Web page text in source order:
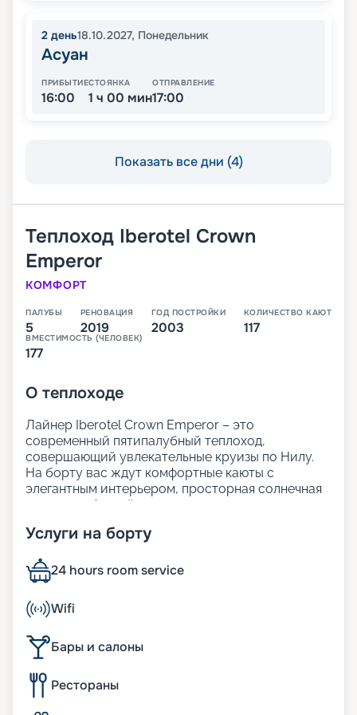
2 день18.10.2027, Понедельник
Асуан
ПРИБЫТИЕ
16:00
СТОЯНКА
1 ч 00 мин
ОТПРАВЛЕНИЕ
17:00
Показать все дни (4)
Теплоход Iberotel Crown
Emperor
КОМФОРТ
ПАЛУБЫ
5
РЕНОВАЦИЯ
2019
ГОД ПОСТРОЙКИ
2003
КОЛИЧЕСТВО КАЮТ
117
ВМЕСТИМОСТЬ (ЧЕЛОВЕК)
177
О теплоходе
Лайнер Iberotel Crown Emperor – это
современный пятипалубный теплоход,
совершающий увлекательные круизы по Нилу.
На борту вас ждут комфортные каюты с
элегантным интерьером, просторная солнечная
терраса с бассейном для отдыха, а также
Гостям предлагается изысканный ресторан с
Iberotel Crown Emperor создан для того, чтобы
ваше путешествие
максимально ярким и незабываемым.
Размещение
На теплоходе находятся 117 кают с одноместным,
двухместным и трёхместным размещением. В
каждой каюте есть мини-бар и спутниковое
Услуги на борту
24 hours room service
Wifi
Бары и салоны
Рестораны